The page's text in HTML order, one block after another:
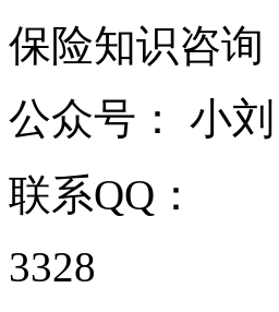
保险知识咨询
公众号： 小刘
联系QQ：
3328